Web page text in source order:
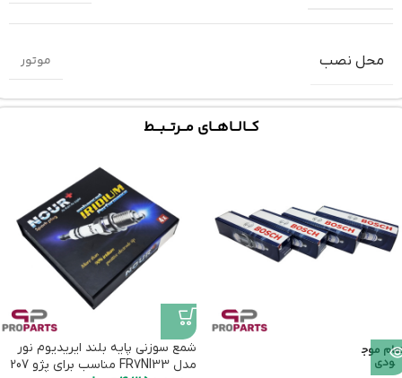
محل نصب موتور
کـــالـــاهـــای مـــرتـــبـــط
موج
ودی
شمع سوزنی پایه بلند ایریدیوم نور
مدل FR7NI33 مناسب برای پژو 207